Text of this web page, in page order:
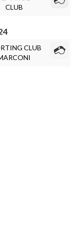
CLUB
CLUB